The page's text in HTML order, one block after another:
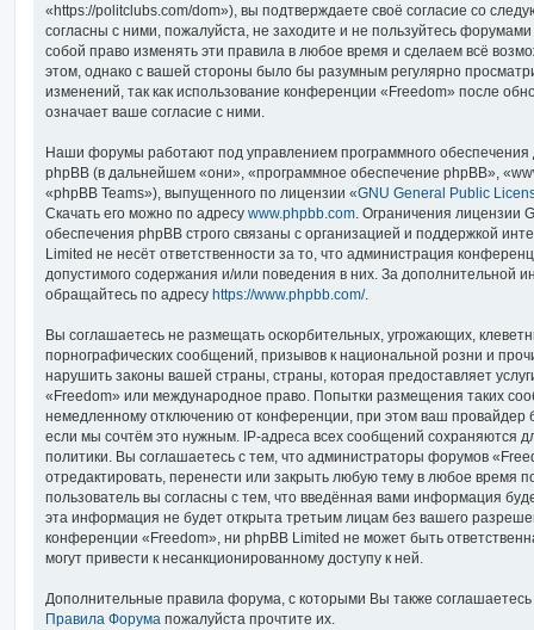
«https://politclubs.com/dom»), вы подтверждаете своё согласие со
согласны с ними, пожалуйста, не заходите и не пользуйтесь
собой право изменять эти правила в любое время и сделаем всё
этом, однако с вашей стороны было бы разумным регулярно
изменений, так как использование конференции «Freedom» после
означает ваше согласие с ними.
Наши форумы работают под управлением программного
phpBB (в дальнейшем «они», «программное обеспечение phpBB»,
«phpBB Teams»), выпущенного по лицензии «GNU General Public
Скачать его можно по адресу www.phpbb.com. Ограничения лицензии
обеспечения phpBB строго связаны с организацией и поддержкой
Limited не несёт ответственности за то, что администрация
допустимого содержания и/или поведения в них. За дополнительной
обращайтесь по адресу https://www.phpbb.com/.
Вы соглашаетесь не размещать оскорбительных, угрожающих,
порнографических сообщений, призывов к национальной розни и
нарушить законы вашей страны, страны, которая предоставляет
«Freedom» или международное право. Попытки размещения таких
немедленному отключению от конференции, при этом ваш провайдер
если мы сочтём это нужным. IP-адреса всех сообщений сохраняются
политики. Вы соглашаетесь с тем, что администраторы форумов
отредактировать, перенести или закрыть любую тему в любое время
пользователь вы согласны с тем, что введённая вами информация
эта информация не будет открыта третьим лицам без вашего
конференции «Freedom», ни phpBB Limited не может быть
могут привести к несанкционированному доступу к ней.
Дополнительные правила форума, с которыми Вы также
Правила Форума пожалуйста прочтите их.